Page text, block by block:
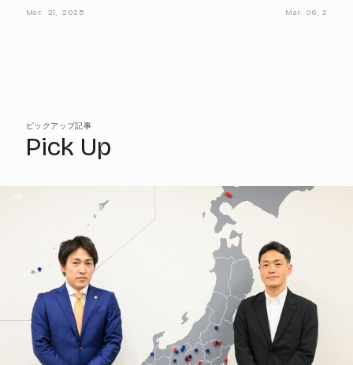
い?
Mar. 21, 2025
えない理由は?
Mar. 06, 2025
ピックアップ記事
Pick Up
PR